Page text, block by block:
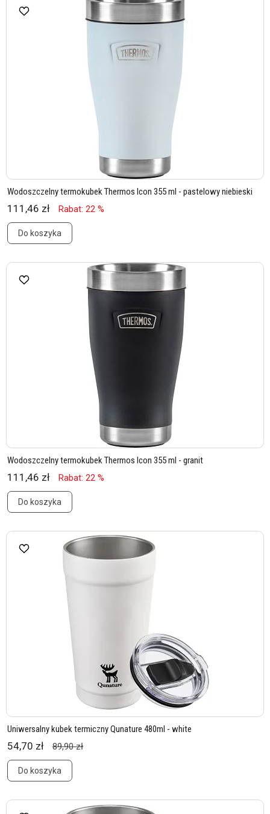
Wodoszczelny termokubek Thermos Icon 355 ml - pastelowy niebieski
111,46 zł Rabat: 22 %
Do koszyka
Wodoszczelny termokubek Thermos Icon 355 ml - granit
111,46 zł Rabat: 22 %
Do koszyka
Uniwersalny kubek termiczny Qunature 480ml - white
54,70 zł 89,90 zł
Do koszyka